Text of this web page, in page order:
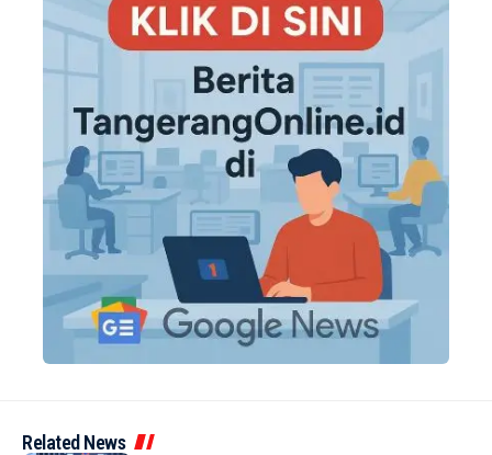
Related News